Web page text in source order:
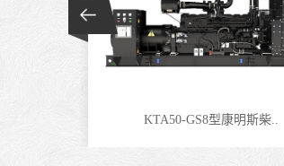
KTA50-GS8型康明斯柴..